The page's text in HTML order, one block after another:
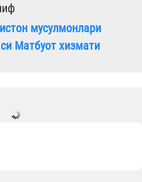
мусулмонлари
Матбуот хизмати